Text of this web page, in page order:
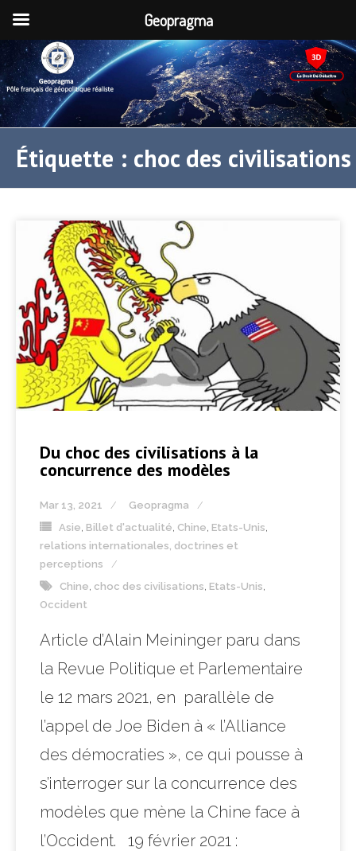
Étiquette : choc des civilisations
Du choc des civilisations à la
concurrence des modèles
Mar 13, 2021
Geopragma
Asie Billet d'actualité Chine Etats-Unis
relations internationales, doctrines et
perceptions
Chine choc des civilisations Etats-Unis
Occident
Article d’Alain Meininger paru dans
la Revue Politique et Parlementaire
le 12 mars 2021, en parallèle de
l’appel de Joe Biden à « l’Alliance
des démocraties », ce qui pousse à
s’interroger sur la concurrence des
modèles que mène la Chine face à
l’Occident. 19 février 2021 :
Geopragma